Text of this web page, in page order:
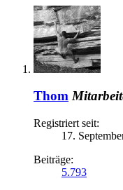
Thom
Registriert seit:
17.
Beiträge:
5.793